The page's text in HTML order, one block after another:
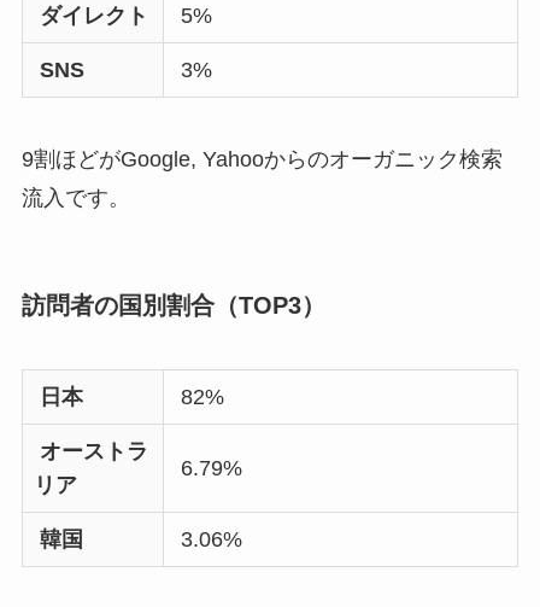
ダイレクト 5%
SNS 3%
9割ほどがGoogle, Yahooからのオーガニック検索
流入です。
訪問者の国別割合（TOP3）
日本 82%
オーストラ
リア
6.79%
韓国 3.06%